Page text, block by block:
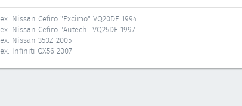
ex. Nissan Cefiro "Excimo" VQ20DE 1994
ex. Nissan Cefiro "Autech" VQ25DE 1997
ex. Nissan 350Z 2005
ex. Infiniti QX56 2007